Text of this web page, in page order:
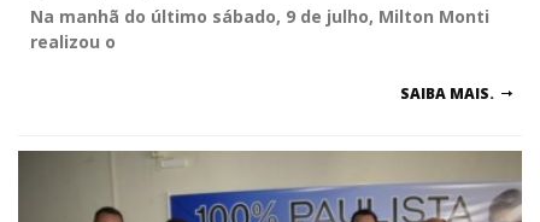
Na manhã do último sábado, 9 de julho, Milton Monti
realizou o
SAIBA MAIS.